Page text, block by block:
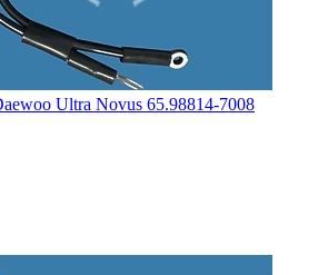
Ultra Novus 65.98814-7008